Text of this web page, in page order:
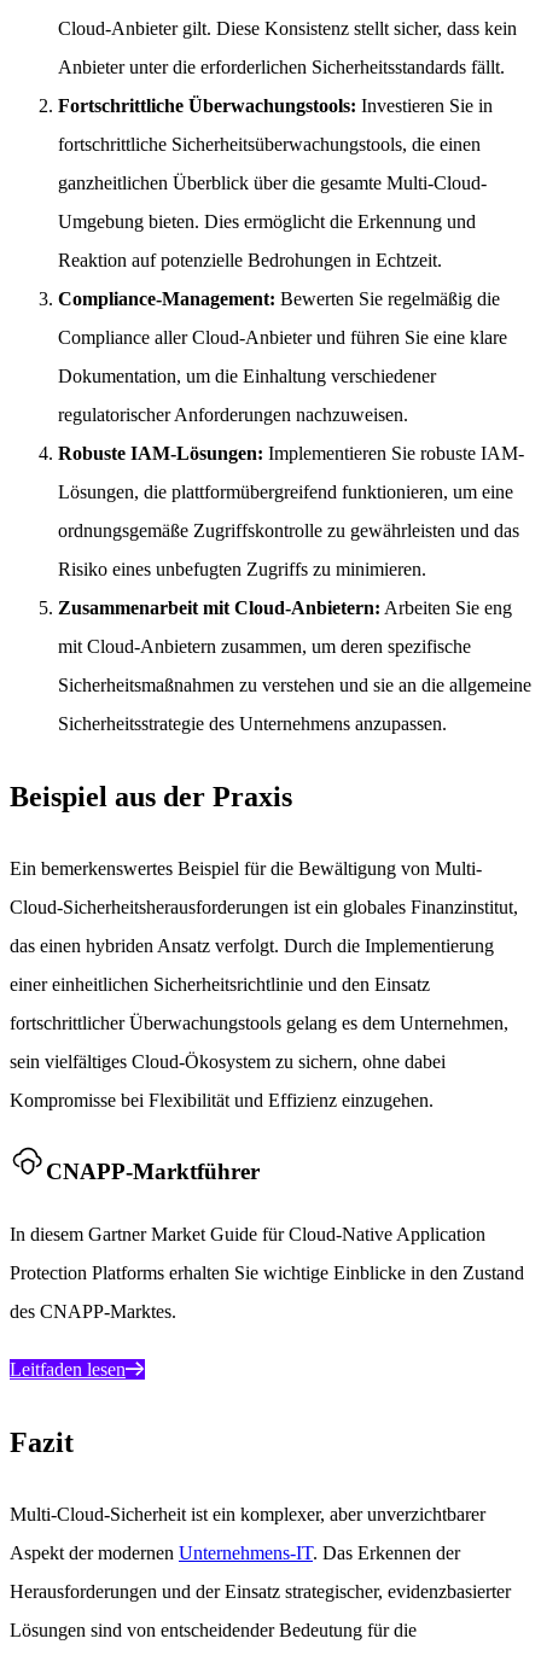
Cloud-Anbieter gilt. Diese Konsistenz stellt sicher, dass kein
Anbieter unter die erforderlichen Sicherheitsstandards fällt.
Fortschrittliche Überwachungstools: Investieren Sie in
fortschrittliche Sicherheitsüberwachungstools, die einen
ganzheitlichen Überblick über die gesamte Multi-Cloud-
Umgebung bieten. Dies ermöglicht die Erkennung und
Reaktion auf potenzielle Bedrohungen in Echtzeit.
Compliance-Management: Bewerten Sie regelmäßig die
Compliance aller Cloud-Anbieter und führen Sie eine klare
Dokumentation, um die Einhaltung verschiedener
regulatorischer Anforderungen nachzuweisen.
Robuste IAM-Lösungen: Implementieren Sie robuste IAM-
Lösungen, die plattformübergreifend funktionieren, um eine
ordnungsgemäße Zugriffskontrolle zu gewährleisten und das
Risiko eines unbefugten Zugriffs zu minimieren.
Zusammenarbeit mit Cloud-Anbietern: Arbeiten Sie eng
mit Cloud-Anbietern zusammen, um deren spezifische
Sicherheitsmaßnahmen zu verstehen und sie an die allgemeine
Sicherheitsstrategie des Unternehmens anzupassen.
Beispiel aus der Praxis
Ein bemerkenswertes Beispiel für die Bewältigung von Multi-
Cloud-Sicherheitsherausforderungen ist ein globales Finanzinstitut,
das einen hybriden Ansatz verfolgt. Durch die Implementierung
einer einheitlichen Sicherheitsrichtlinie und den Einsatz
fortschrittlicher Überwachungstools gelang es dem Unternehmen,
sein vielfältiges Cloud-Ökosystem zu sichern, ohne dabei
Kompromisse bei Flexibilität und Effizienz einzugehen.
CNAPP-Marktführer
In diesem Gartner Market Guide für Cloud-Native Application
Protection Platforms erhalten Sie wichtige Einblicke in den Zustand
des CNAPP-Marktes.
Leitfaden lesen
Fazit
Multi-Cloud-Sicherheit ist ein komplexer, aber unverzichtbarer
Aspekt der modernen Unternehmens-IT. Das Erkennen der
Herausforderungen und der Einsatz strategischer, evidenzbasierter
Lösungen sind von entscheidender Bedeutung für die